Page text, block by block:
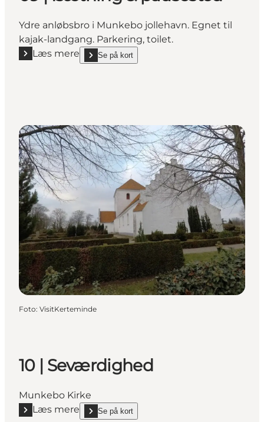
Ydre anløbsbro i Munkebo jollehavn. Egnet til
kajak-landgang. Parkering, toilet.
Læs mere
Læs mere "09 | Isætning & pausested"
Se på kort
show 09 | Isætning & pausested on_map
Foto: VisitKerteminde
10 | Seværdighed
Munkebo Kirke
Læs mere
Læs mere "10 | Seværdighed"
Se på kort
show 10 | Seværdighed on_map